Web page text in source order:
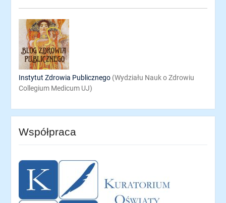
Instytut Zdrowia Publicznego(Wydziału Nauk o Zdrowiu
Collegium Medicum UJ)
Współpraca